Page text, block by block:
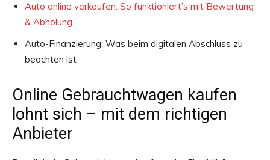
Auto online verkaufen: So funktioniert’s mit Bewertung
& Abholung
Auto-Finanzierung: Was beim digitalen Abschluss zu
beachten ist
Online Gebrauchtwagen kaufen
lohnt sich – mit dem richtigen
Anbieter